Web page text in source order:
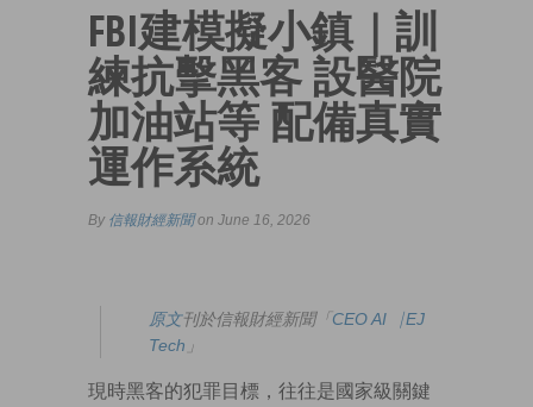
FBI建模擬小鎮｜訓
練抗擊黑客 設醫院
加油站等 配備真實
運作系統
By 信報財經新聞on June 16, 2026
原文刊於信報財經新聞「CEO AI⎹ EJ
Tech 」
現時黑客的犯罪目標，往往是國家級關鍵